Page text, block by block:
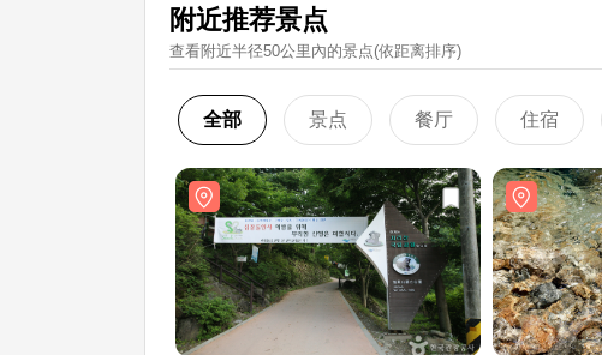
附近推荐景点
查看附近半径50公里內的景点(依距离排序)
全部 景点 餐厅 住宿